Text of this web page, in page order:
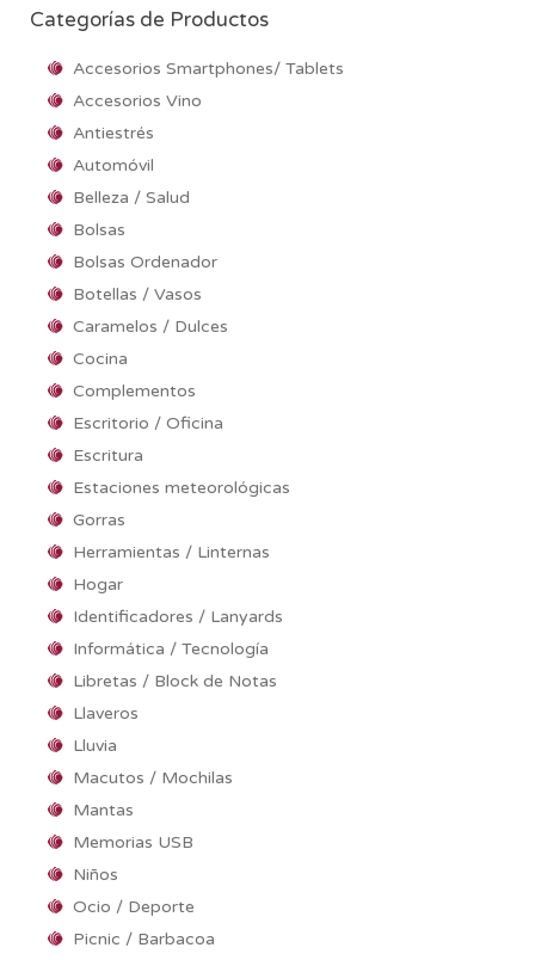
Categorías de Productos
Accesorios Smartphones/ Tablets
Accesorios Vino
Antiestrés
Automóvil
Belleza / Salud
Bolsas
Bolsas Ordenador
Botellas / Vasos
Caramelos / Dulces
Cocina
Complementos
Escritorio / Oficina
Escritura
Estaciones meteorológicas
Gorras
Herramientas / Linternas
Hogar
Identificadores / Lanyards
Informática / Tecnología
Libretas / Block de Notas
Llaveros
Lluvia
Macutos / Mochilas
Mantas
Memorias USB
Niños
Ocio / Deporte
Picnic / Barbacoa